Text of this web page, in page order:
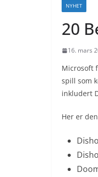
NYHET
20
16. mars
Microsoft
spill som
inkludert
Her er